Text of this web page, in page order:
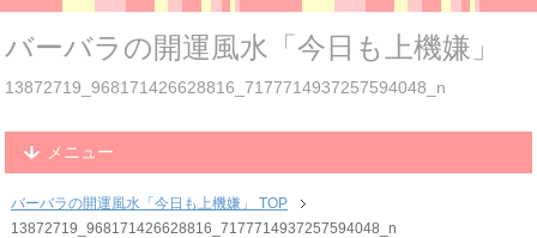
バーバラの開運風水「今日も上機嫌」
13872719_968171426628816_7177714937257594048_n
メニュー
バーバラの開運風水「今日も上機嫌」 TOP
13872719_968171426628816_7177714937257594048_n